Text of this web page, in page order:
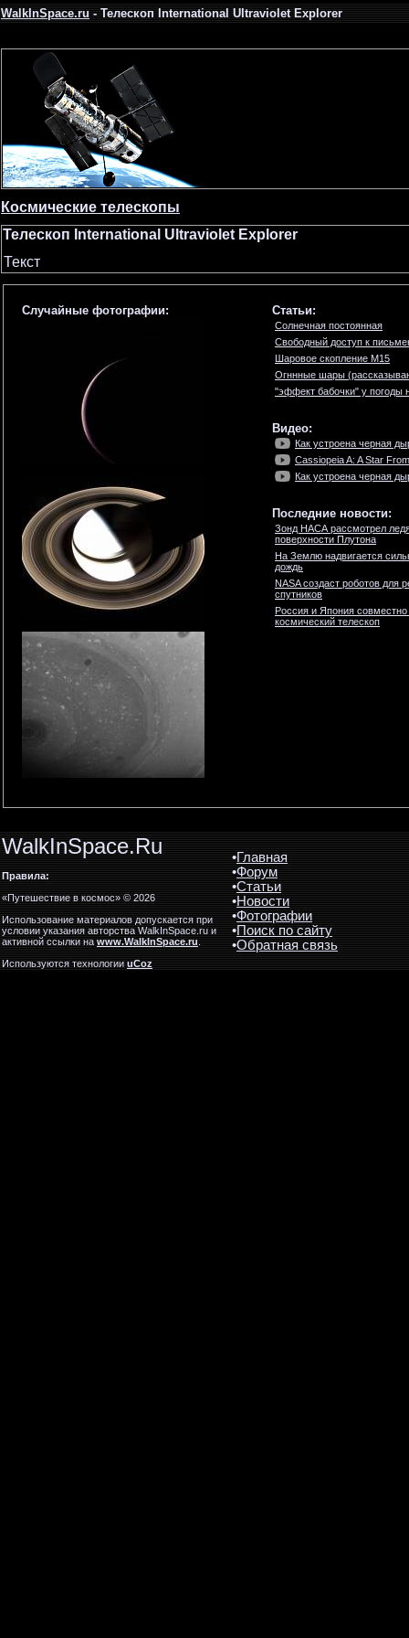
WalkInSpace.ru- Телескоп International Ultraviolet Explorer
Космические телескопы
Телескоп International Ultraviolet Explorer
Текст
Случайные фотографии: Статьи:
Солнечная постоянная
Свободный доступ к
Шаровое скопление M15
Огннные шары
"эффект бабочки" у погоды
Видео:
Как устроена черная
Cassiopeia A: A Star
Как устроена черная
Последние новости:
Зонд НАСА рассмотрел
поверхности Плутона
На Землю надвигается
дождь
NASA создаст роботов для
спутников
Россия и Япония совместно
космический телескоп
WalkInSpace.Ru
Правила:
«Путешествие в космос» © 2026
Использование материалов допускается при
условии указания авторства WalkInSpace.ru и
активной ссылки наwww.WalkInSpace.ru.
Используются технологииuCoz
•Главная
•Форум
•Статьи
•Новости
•Фотографии
•Поиск по сайту
•Обратная связь